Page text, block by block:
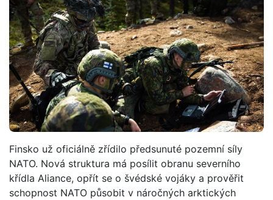
Finsko už oficiálně zřídilo předsunuté pozemní síly
NATO. Nová struktura má posílit obranu severního
křídla Aliance, opřít se o švédské vojáky a prověřit
schopnost NATO působit v náročných arktických